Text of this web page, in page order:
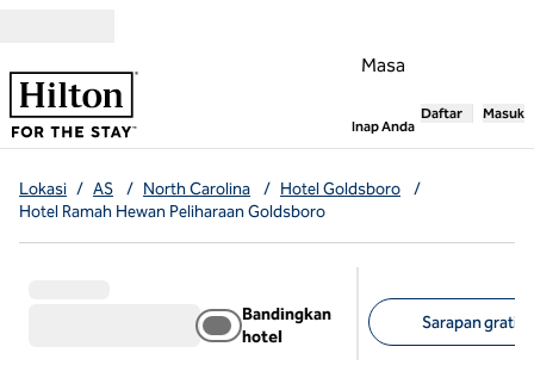
Masa
Inap Anda,Membuka
Daftar Masuk
Lokasi / AS / North Carolina / Hotel Goldsboro
/
Hotel Ramah Hewan Peliharaan Goldsboro
Bandingkan
hotel
Sarapan gratis